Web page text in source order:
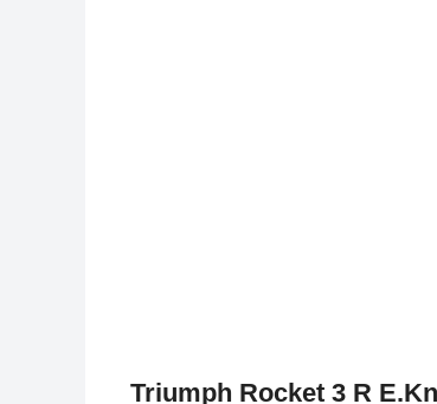
Triumph Rocket 3 R